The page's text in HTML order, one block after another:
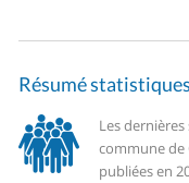
Résumé
Les
commune de
publiées en